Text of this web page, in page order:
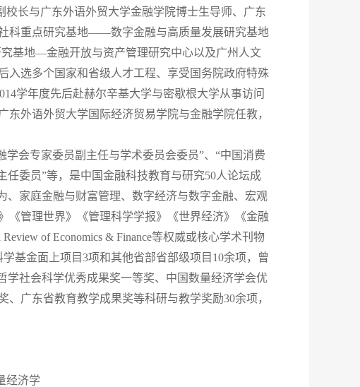
长与广东外语外贸大学金融学院博士生导师、广东
科重点研究基地——数字金融与高质量发展研究基地
基地—金融开放与资产管理研究中心以及广州人文
选多个国家和省级人才工程、享受国务院政府特殊
学年度先后赴赫尔辛基大学与密歇根大学从事访问
外语外贸大学国际经济贸易学院与金融学院任教，
学会专家委员副主任与学术委员会委员”、“中国消费
委员”等，是中国金融科技教育与研究50人论坛成
、家庭金融与财富管理、数字经济与数字金融、宏观
《管理世界》《管理科学学报》《世界经济》《金融
Review of Economics & Finance等权威或核心学术刊物
基金面上项目3项和其他省部省部级项目10余项，曾
学社会科学优秀成果奖一等奖、中国数量经济学会优
广东省教育教学成果奖等科研与教学奖励30余项，
经济学